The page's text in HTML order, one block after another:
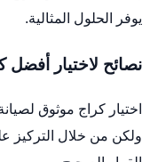
يوفر الحلول المثالية.
نصائح لاختيار
اختيار كراج موثوق
ولكن من خلال التركيز